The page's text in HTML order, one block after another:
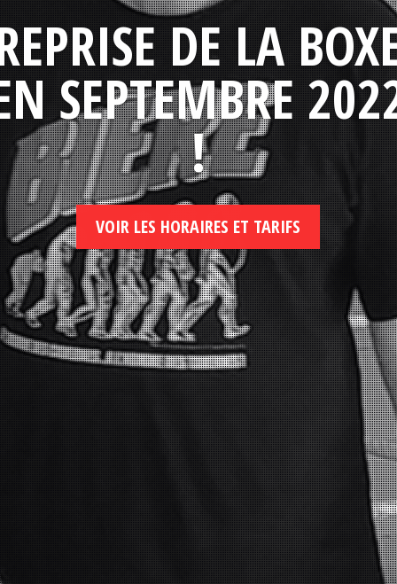
DE LA
SEPTEMBRE
!
VOIR LES HORAIRES ET TARIFS